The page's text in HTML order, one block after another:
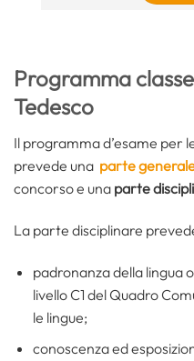
Programma
Tedesco
Il programma d’esame per
prevede una parte
concorso e una parte
La parte disciplinare
padronanza della lingua
livello C1 del Quadro
le lingue;
conoscenza ed